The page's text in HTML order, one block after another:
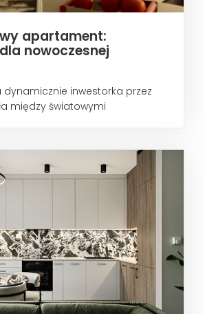
apartament:
nowoczesnej
dynamicznie inwestorka przez
między światowymi